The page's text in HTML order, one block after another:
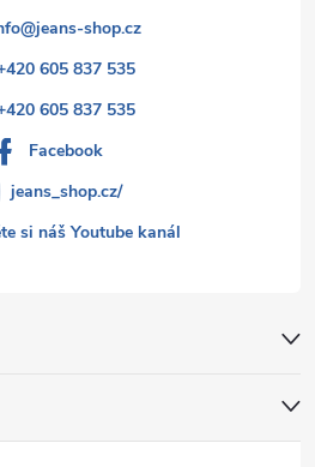
@jeans-shop.cz
605 837 535
605 837 535
Facebook
jeans_shop.cz/
si náš Youtube kanál